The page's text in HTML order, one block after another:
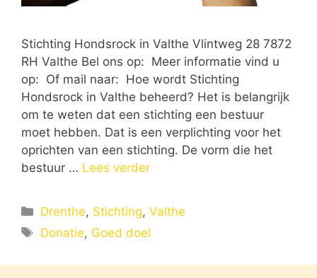
Stichting Hondsrock in Valthe Vlintweg 28 7872
RH Valthe Bel ons op: Meer informatie vind u
op: Of mail naar: Hoe wordt Stichting
Hondsrock in Valthe beheerd? Het is belangrijk
om te weten dat een stichting een bestuur
moet hebben. Dat is een verplichting voor het
oprichten van een stichting. De vorm die het
bestuur … Lees verder
Categorieën
Drenthe, Stichting,Valthe
Tags
Donatie, Goed doel